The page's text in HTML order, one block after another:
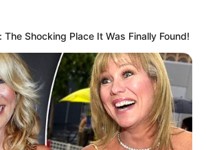
Shocking Place It Was Finally Found!